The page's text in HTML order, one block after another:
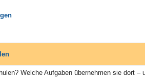
Welche Aufgaben übernehmen sie dort